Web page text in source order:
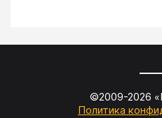
©2009-2026 «
Политика